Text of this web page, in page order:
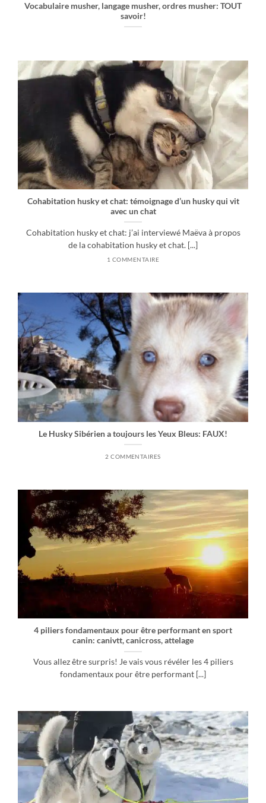
Vocabulaire musher, langage musher, ordres musher: TOUT
savoir!
Cohabitation husky et chat: témoignage d’un husky qui vit
avec un chat
Cohabitation husky et chat: j’ai interviewé Maëva à propos
de la cohabitation husky et chat. [...]
1 COMMENTAIRE
Le Husky Sibérien a toujours les Yeux Bleus: FAUX!
2 COMMENTAIRES
4 piliers fondamentaux pour être performant en sport
canin: canivtt, canicross, attelage
Vous allez être surpris! Je vais vous révéler les 4 piliers
fondamentaux pour être performant [...]